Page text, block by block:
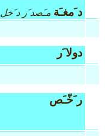
د َمغـَة مـَصد َر د َخل
دولا َر
ر َخّـَص